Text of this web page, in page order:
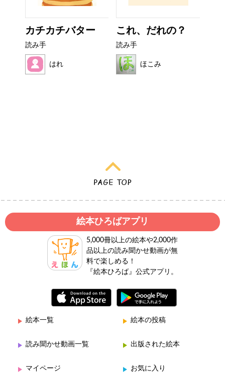
カチカチバター
読み手
はれ
これ、だれの？
読み手
ほこみ
絵本ひろばアプリ
5,000冊以上の絵本や2,000作
品以上の読み聞かせ動画が無
料で楽しめる！
『絵本ひろば』公式アプリ。
絵本一覧 絵本の投稿
読み聞かせ動画一覧 出版された絵本
マイページ お気に入り